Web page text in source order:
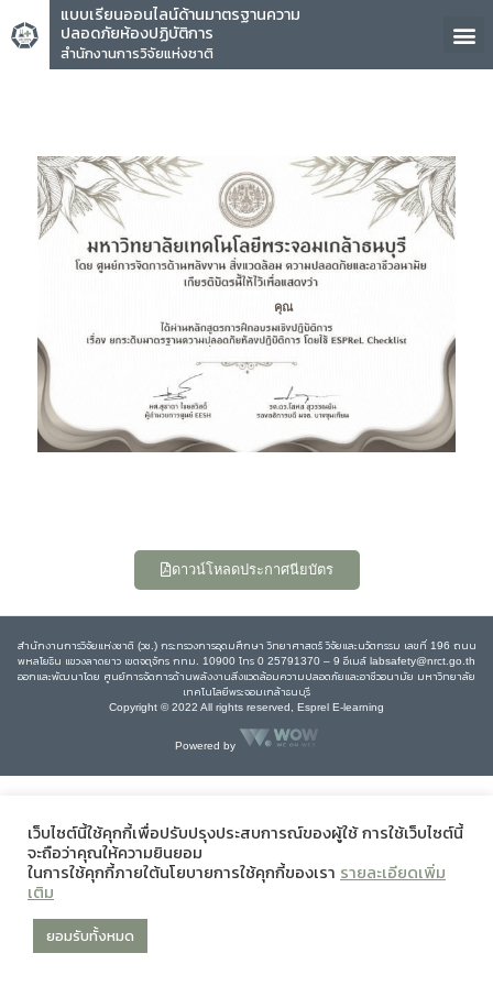
แบบเรียนออนไลน์ด้านมาตรฐานความ
ปลอดภัยห้องปฏิบัติการ
สำนักงานการวิจัยแห่งชาติ
คุณ
ดาวน์โหลดประกาศนียบัตร
สำนักงานการวิจัยแห่งชาติ (วช.) กระทรวงการอุดมศึกษา วิทยาศาสตร์ วิจัยและนวัตกรรม เลขที่ 196 ถนน
พหลโยธิน แขวงลาดยาว เขตจตุจักร กทม. 10900 โทร 0 25791370 – 9 อีเมล์ labsafety@nrct.go.th
ออกและพัฒนาโดย ศูนย์การจัดการด้านพลังงานสิ่งแวดล้อมความปลอดภัยและอาชีวอนามัย มหาวิทยาลัย
เทคโนโลยีพระจอมเกล้าธนบุรี
Copyright © 2022 All rights reserved, Esprel E-learning
Powered by
เว็บไซต์นี้ใช้คุกกี้เพื่อปรับปรุงประสบการณ์ของผู้ใช้ การใช้เว็บไซต์นี้
จะถือว่าคุณให้ความยินยอม
ในการใช้คุกกี้ภายใต้นโยบายการใช้คุกกี้ของเรา รายละเอียดเพิ่ม
เติม
ยอมรับทั้งหมด